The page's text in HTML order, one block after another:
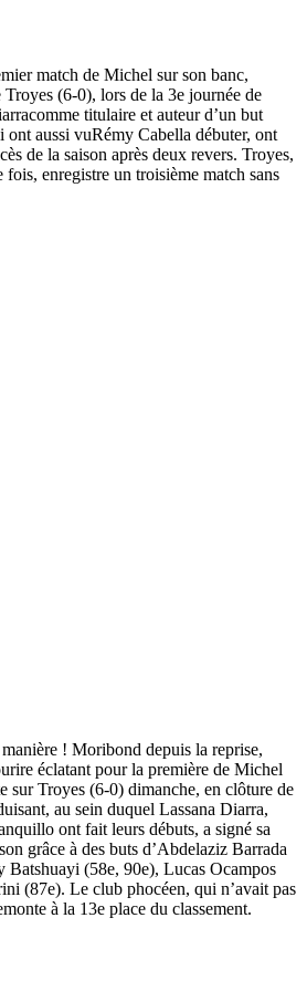
match de Michel sur son banc,
(6-0), lors de la 3e journée de
titulaire et auteur d’un but
ont aussi vuRémy Cabella débuter, ont
de la saison après deux revers. Troyes,
enregistre un troisième match sans
! Moribond depuis la reprise,
éclatant pour la première de Michel
sur Troyes (6-0) dimanche, en clôture de
au sein duquel Lassana Diarra,
ont fait leurs débuts, a signé sa
grâce à des buts d’Abdelaziz Barrada
(58e, 90e), Lucas Ocampos
(87e). Le club phocéen, qui n’avait pas
à la 13e place du classement.